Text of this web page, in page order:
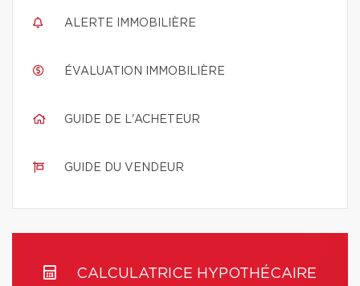
ALERTE IMMOBILIÈRE
ÉVALUATION IMMOBILIÈRE
GUIDE DE L'ACHETEUR
GUIDE DU VENDEUR
CALCULATRICE HYPOTHÉCAIRE